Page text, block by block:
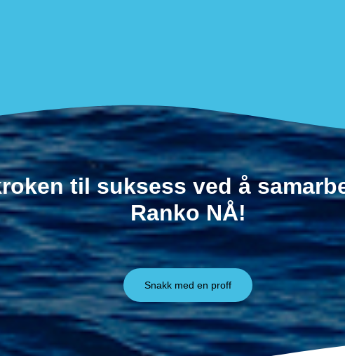
til suksess ved å
Ranko NÅ!
Snakk med en proff